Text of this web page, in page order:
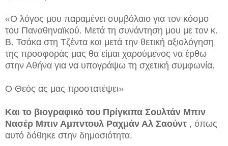
«Ο λόγος μου παραμένει συμβόλαιο για τον κόσμο
του Παναθηναϊκού. Μετά τη συνάντηση μου με τον κ.
Β. Τσάκα στη Τζέντα και μετά την θετική αξιολόγηση
της προσφοράς μας θα είμαι χαρούμενος να έρθω
στην Αθήνα για να υπογράψω τη σχετική συμφωνία.
Ο Θεός ας μας προστατέψει»
Και το βιογραφικό του Πρίγκιπα Σουλτάν Μπιν
Νασέρ Μπιν Αμπντουλ Ραχμάν Αλ Σαούντ , όπως
αυτό δόθηκε στην δημοσιότητα.